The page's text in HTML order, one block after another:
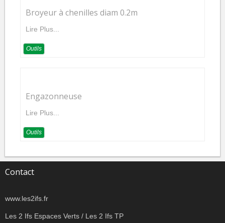
Broyeur à chenilles diam 0.2m
Lire Plus...
Outils
Engazonneuse
Lire Plus...
Outils
Contact
www.les2ifs.fr
Les 2 Ifs Espaces Verts / Les 2 Ifs TP